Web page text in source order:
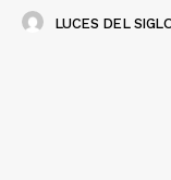
LUCES DEL